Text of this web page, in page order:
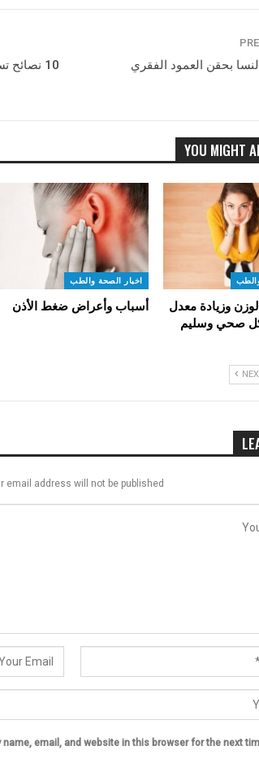
بحقن العمود الفقري
YOU MIGHT
وزيادة معدل
صحي وسليم
اخبار الصحة والطب
أسباب وأعراض ضغط الأذن
email address will not be published.
name, email, and website in this browser for the next